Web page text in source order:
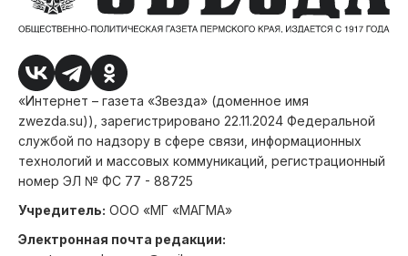
«Интернет – газета «Звезда» (доменное имя
zwezda.su)), зарегистрировано 22.11.2024 Федеральной
службой по надзору в сфере связи, информационных
технологий и массовых коммуникаций, регистрационный
номер ЭЛ № ФС 77 - 88725
Учредитель: ООО «МГ «МАГМА»
Электронная почта редакции: